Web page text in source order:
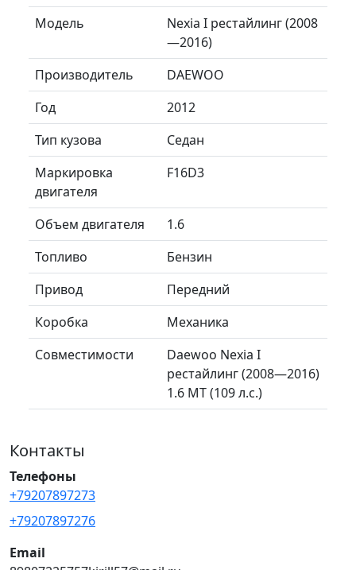
Модель
Nexia I рестайлинг (2008
—2016)
Производитель
DAEWOO
Год
2012
Тип кузова
Седан
Маркировка
двигателя
F16D3
Объем двигателя
1.6
Топливо
Бензин
Привод
Передний
Коробка
Механика
Совместимости
Daewoo Nexia I
рестайлинг (2008—2016)
1.6 MT (109 л.с.)
Контакты
Телефоны
+79207897273
+79207897276
Email